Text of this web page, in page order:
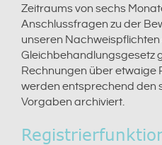
Zeitraums von sechs
Anschlussfragen zu der
unseren Nachweispflichten
Gleichbehandlungsgesetz
Rechnungen über etwaige
werden entsprechend den
Vorgaben archiviert.